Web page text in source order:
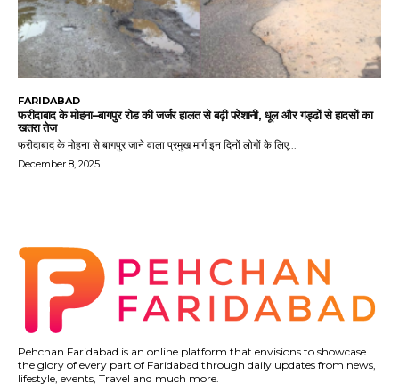
FARIDABAD
फरीदाबाद के मोहना–बागपुर रोड की जर्जर हालत से बढ़ी परेशानी, धूल और गड्ढों से हादसों का
खतरा तेज
फरीदाबाद के मोहना से बागपुर जाने वाला प्रमुख मार्ग इन दिनों लोगों के लिए...
December 8, 2025
Pehchan Faridabad is an online platform that envisions to showcase
the glory of every part of Faridabad through daily updates from news,
lifestyle, events, Travel and much more.